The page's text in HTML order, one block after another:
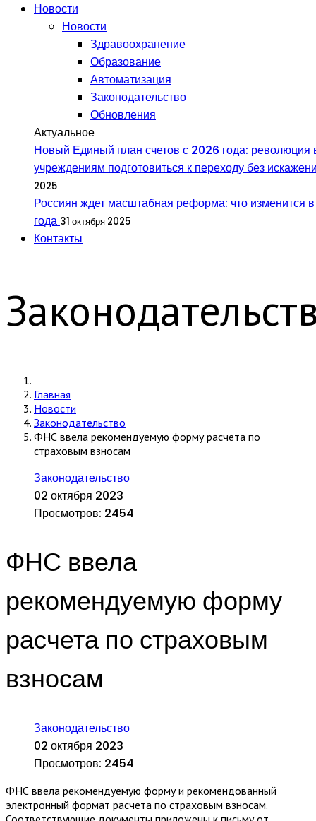
Новости
Новости
Здравоохранение
Образование
Автоматизация
Законодательство
Обновления
Актуальное
Новый Единый план счетов с 2026 года: революция
учреждениям подготовиться к переходу без
2025
Россиян ждет масштабная реформа: что изменится
года 31 октября 2025
Контакты
Главная
Новости
Законодательство
ФНС ввела рекомендуемую форму расчета по
страховым взносам
Законодательство
02 октября 2023
Просмотров: 2454
ФНС ввела
рекомендуемую форму
расчета по страховым
взносам
Законодательство
02 октября 2023
Просмотров: 2454
ФНС ввела рекомендуемую форму и рекомендованный
электронный формат расчета по страховым взносам.